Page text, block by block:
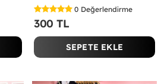
0 Değerlendirme
300 TL
SEPETE EKLE